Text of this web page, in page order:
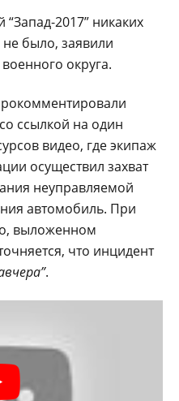
2017” никаких
было, заявили
округа.
ссылкой на один
видео, где экипаж
осуществил захват
неуправляемой
автомобиль. При
выложенном
что инцидент
.